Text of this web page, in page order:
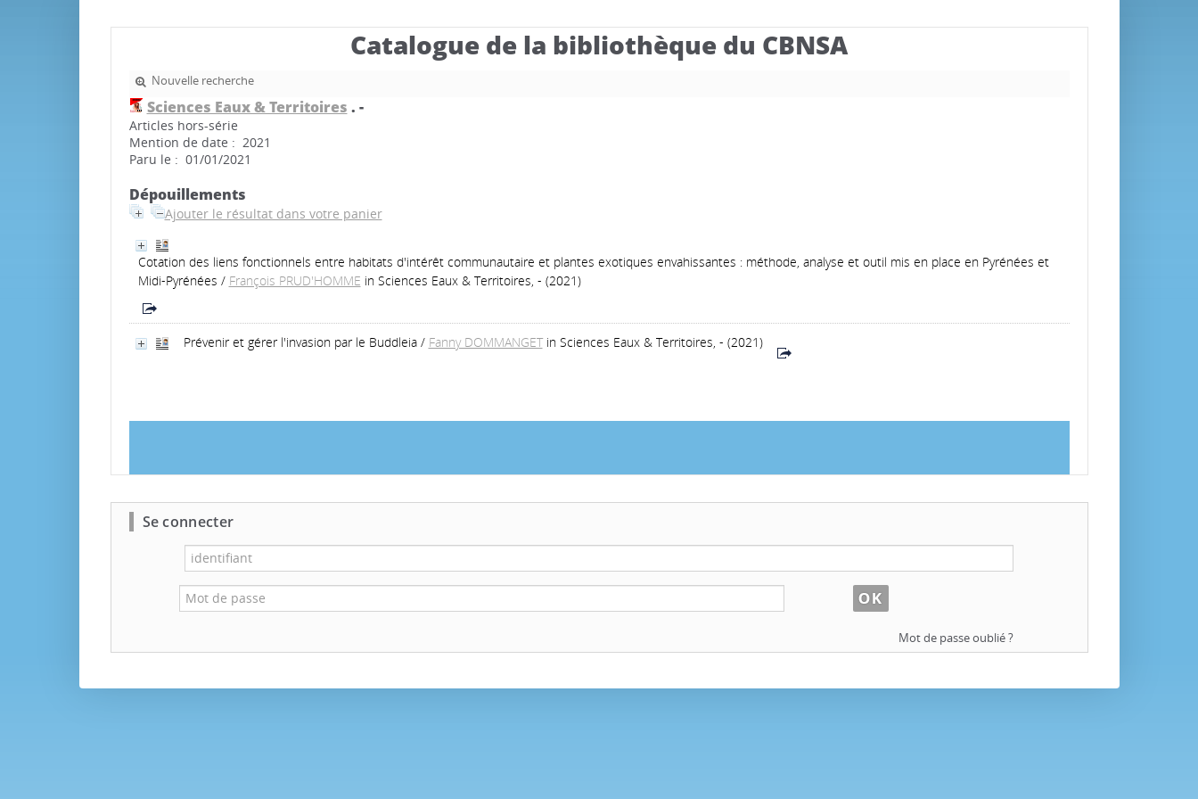
Catalogue de la bibliothèque du CBNSA
Nouvelle recherche
Sciences Eaux & Territoires . -
Articles hors-série
Mention de date : 2021
Paru le : 01/01/2021
Dépouillements
Ajouter le résultat dans votre panier
Cotation des liens fonctionnels entre habitats d'intérêt communautaire et plantes exotiques envahissantes : méthode, analyse et outil mis en place en Pyrénées et
Midi-Pyrénées / François PRUD'HOMME in Sciences Eaux & Territoires, - (2021)
Prévenir et gérer l'invasion par le Buddleia/ Fanny DOMMANGET in Sciences Eaux & Territoires, - (2021)
Se connecter
Mot de passe oublié ?